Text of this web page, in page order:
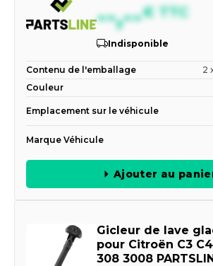
--,--€ TTC
Indisponible
Contenu de l'emballage
2
Couleur
Emplacement sur le véhicule
Marque Véhicule
Ajouter au
Gicleur de lave
pour Citroën C3
308 3008